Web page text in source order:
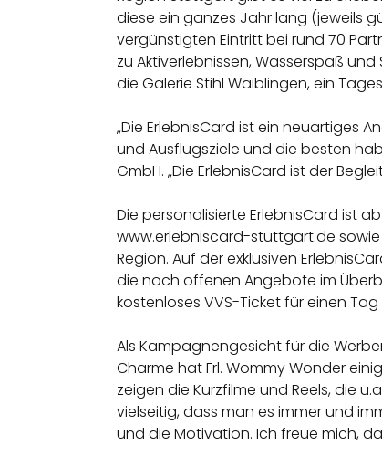
diese ein ganzes Jahr lang (jeweils
vergünstigten Eintritt bei rund 70
zu Aktiverlebnissen, Wasserspaß
die Galerie Stihl Waiblingen, ein
„Die ErlebnisCard ist ein neuartiges
und Ausflugsziele und die besten
GmbH. „Die ErlebnisCard ist der
Die personalisierte ErlebnisCard ist
www.erlebniscard-stuttgart.de sowie
Region. Auf der exklusiven
die noch offenen Angebote im
kostenloses VVS-Ticket für einen Tag
Als Kampagnengesicht für die
Charme hat Frl. Wommy Wonder
zeigen die Kurzfilme und Reels, die
vielseitig, dass man es immer und
und die Motivation. Ich freue mich,